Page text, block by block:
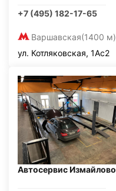
+7 (495) 182-17-65
Варшавская(1400 м)
ул. Котляковская, 1Ас2
Автосервис Измайлово